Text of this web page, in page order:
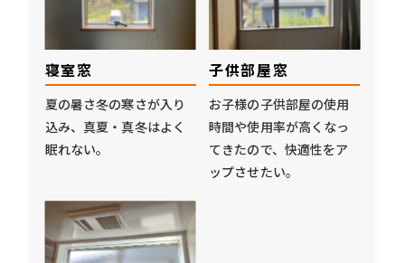
寝室窓
夏の暑さ冬の寒さが入り
込み、真夏・真冬はよく
眠れない。
子供部屋窓
お子様の子供部屋の使用
時間や使用率が高くなっ
てきたので、快適性をア
ップさせたい。